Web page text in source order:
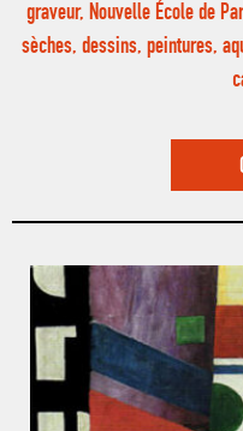
graveur, Nouvelle École de
sèches, dessins, peintures,